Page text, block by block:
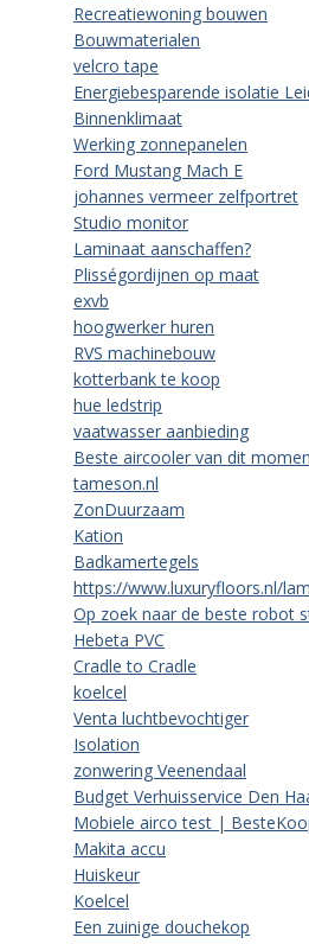
Recreatiewoning bouwen
Bouwmaterialen
velcro tape
Energiebesparende isolatie
Binnenklimaat
Werking zonnepanelen
Ford Mustang Mach E
johannes vermeer zelfportret
Studio monitor
Laminaat aanschaffen?
Plisségordijnen op maat
exvb
hoogwerker huren
RVS machinebouw
kotterbank te koop
hue ledstrip
vaatwasser aanbieding
Beste aircooler van dit
tameson.nl
ZonDuurzaam
Kation
Badkamertegels
https://www.luxuryfloors.nl/
Op zoek naar de beste robot
Hebeta PVC
Cradle to Cradle
koelcel
Venta luchtbevochtiger
Isolation
zonwering Veenendaal
Budget Verhuisservice Den
Mobiele airco test |
Makita accu
Huiskeur
Koelcel
Een zuinige douchekop